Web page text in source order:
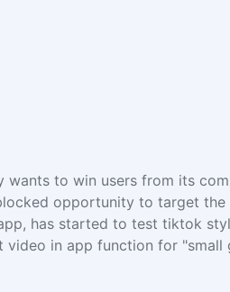
to win users from its
opportunity to target
has started to test tiktok
in app function for "small